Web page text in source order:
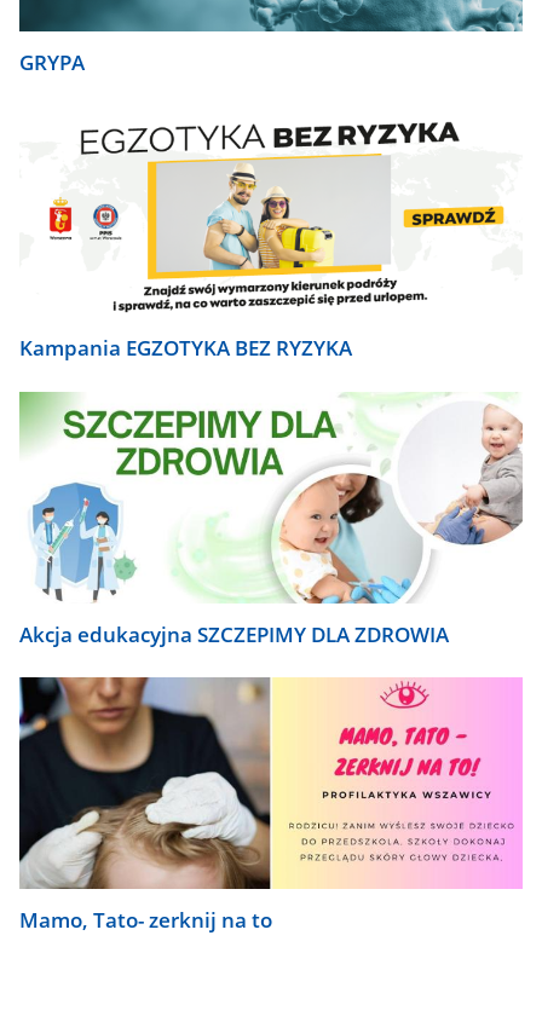
GRYPA
Kampania EGZOTYKA BEZ RYZYKA
Akcja edukacyjna SZCZEPIMY DLA ZDROWIA
Mamo, Tato- zerknij na to